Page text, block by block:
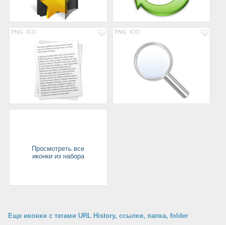
PNG ICO PNG ICO
Просмотреть все
иконки из набора
Еще иконки с тегами URL History, ссылки, папка, folder